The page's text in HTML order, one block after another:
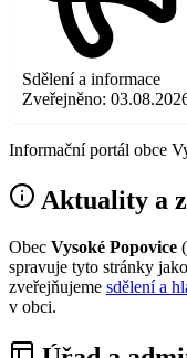
Sdělení a informace
Zveřejněno:
Informační portál obce
Aktuality a
Obec Vysoké Popovice
spravuje tyto stránky
zveřejňujeme sdělení a
v obci.